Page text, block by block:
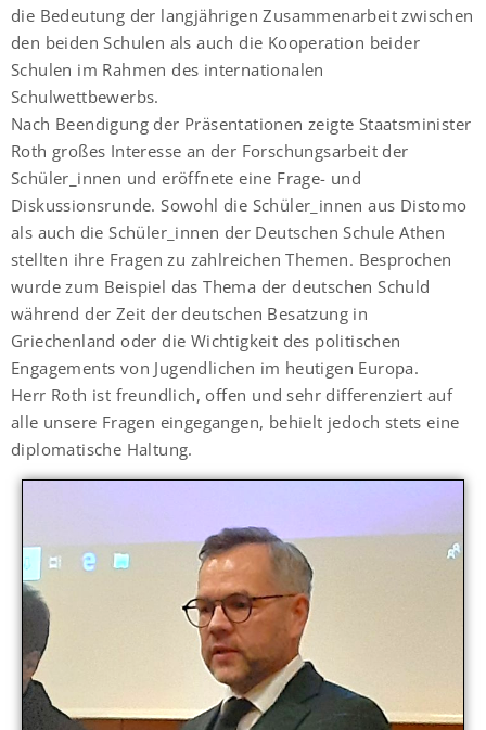
die Bedeutung der langjährigen Zusammenarbeit zwischen
den beiden Schulen als auch die Kooperation beider
Schulen im Rahmen des internationalen
Schulwettbewerbs.
Nach Beendigung der Präsentationen zeigte Staatsminister
Roth großes Interesse an der Forschungsarbeit der
Schüler_innen und eröffnete eine Frage- und
Diskussionsrunde. Sowohl die Schüler_innen aus Distomo
als auch die Schüler_innen der Deutschen Schule Athen
stellten ihre Fragen zu zahlreichen Themen. Besprochen
wurde zum Beispiel das Thema der deutschen Schuld
während der Zeit der deutschen Besatzung in
Griechenland oder die Wichtigkeit des politischen
Engagements von Jugendlichen im heutigen Europa.
Herr Roth ist freundlich, offen und sehr differenziert auf
alle unsere Fragen eingegangen, behielt jedoch stets eine
diplomatische Haltung.